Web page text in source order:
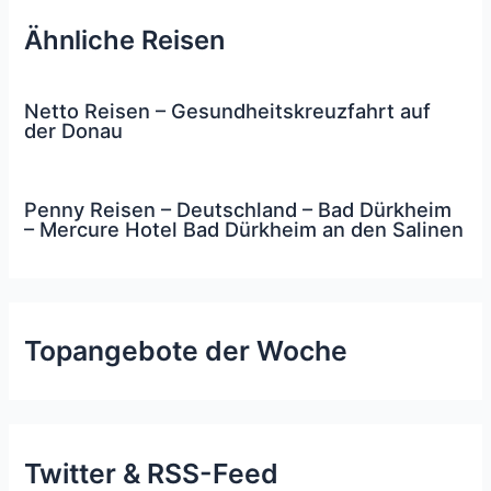
Ähnliche Reisen
Netto Reisen – Gesundheitskreuzfahrt auf
der Donau
Penny Reisen – Deutschland – Bad Dürkheim
– Mercure Hotel Bad Dürkheim an den Salinen
Topangebote der Woche
Twitter & RSS-Feed